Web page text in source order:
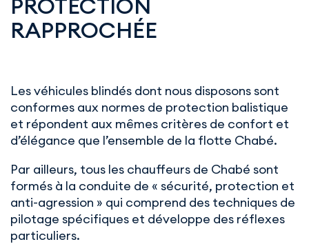
PROTECTION
RAPPROCHÉE
Les véhicules blindés dont nous disposons sont
conformes aux normes de protection balistique
et répondent aux mêmes critères de confort et
d’élégance que l’ensemble de la flotte Chabé.
Par ailleurs, tous les chauffeurs de Chabé sont
formés à la conduite de « sécurité, protection et
anti-agression » qui comprend des techniques de
pilotage spécifiques et développe des réflexes
particuliers.